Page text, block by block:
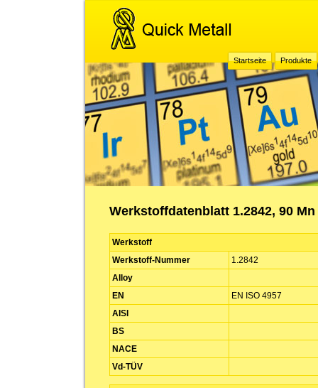
Startseite Produkte
Werkstoffdatenblatt 1.2842, 90 Mn
Werkstoff
Werkstoff-Nummer
1.2842
Alloy
EN
EN ISO 4957
AISI
BS
NACE
Vd-TÜV